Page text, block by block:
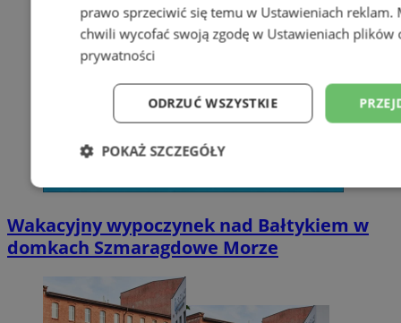
Wakacyjny wypoczynek nad Bałtykiem w
domkach Szmaragdowe Morze
prawo sprzeciwić się temu w Ustawieniach reklam.
chwili wycofać swoją zgodę w Ustawieniach plików
prywatności
ODRZUĆ WSZYSTKIE
POKAŻ SZCZEGÓŁY
Niezbędne Wydajność
Niesklasyfikowane